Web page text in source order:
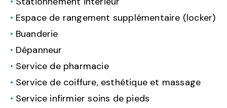
Espace de rangement supplémentaire (locker)
Buanderie
Dépanneur
Service de pharmacie
Service de coiffure, esthétique et massage
Service infirmier soins de pieds